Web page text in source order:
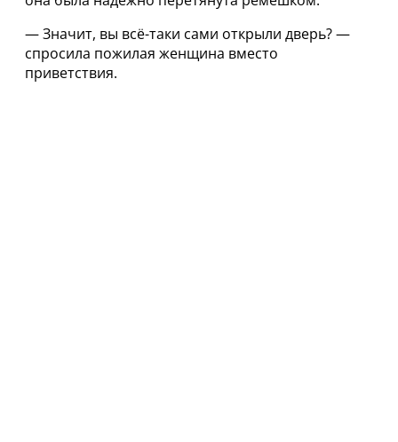
— Значит, вы всё-таки сами открыли дверь? —
спросила пожилая женщина вместо
приветствия.